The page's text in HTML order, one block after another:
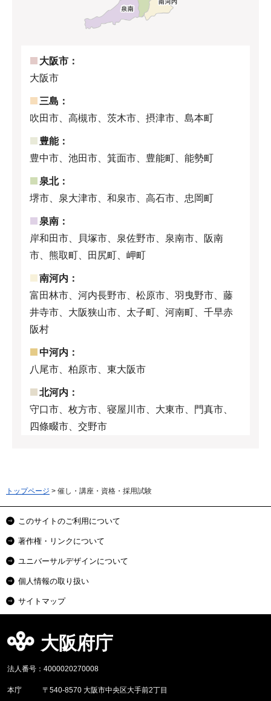
大阪市：
大阪市
三島：
吹田市、高槻市、茨木市、摂津市、島本町
豊能：
豊中市、池田市、箕面市、豊能町、能勢町
泉北：
堺市、泉大津市、和泉市、高石市、忠岡町
泉南：
岸和田市、貝塚市、泉佐野市、泉南市、阪南
市、熊取町、田尻町、岬町
南河内：
富田林市、河内長野市、松原市、羽曳野市、藤
井寺市、大阪狭山市、太子町、河南町、千早赤
阪村
中河内：
八尾市、柏原市、東大阪市
北河内：
守口市、枚方市、寝屋川市、大東市、門真市、
四條畷市、交野市
トップページ > 催し・講座・資格・採用試験
このサイトのご利用について
著作権・リンクについて
ユニバーサルデザインについて
個人情報の取り扱い
サイトマップ
大阪府庁
法人番号：4000020270008
本庁
〒540-8570 大阪市中央区大手前2丁目